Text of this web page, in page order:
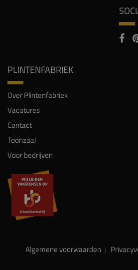
PLINTENFABRIEK
Over Plintenfabriek
Vacatures
Contact
Toonzaal
Voor bedrijven
Algemene voorwaarden |